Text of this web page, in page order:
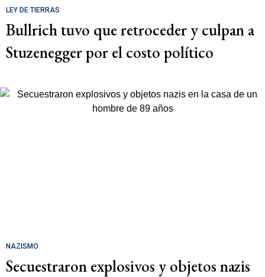
LEY DE TIERRAS
Bullrich tuvo que retroceder y culpan a
Stuzenegger por el costo político
NAZISMO
Secuestraron explosivos y objetos nazis